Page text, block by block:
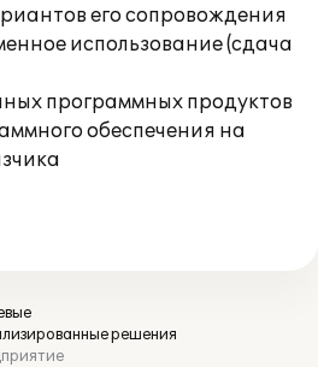
его сопровождения
использование (сдача
программных продуктов
обеспечения на
решения